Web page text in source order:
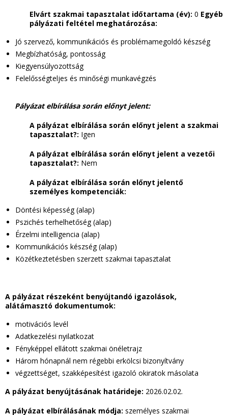
Elvárt szakmai tapasztalat időtartama (év): 0 Egyéb
pályázati feltétel meghatározása:
Jó szervező, kommunikációs és problémamegoldó készség
Megbízhatóság, pontosság
Kiegyensúlyozottság
Felelősségteljes és minőségi munkavégzés
Pályázat elbírálása során előnyt jelent:
A pályázat elbírálása során előnyt jelent a szakmai
tapasztalat?: Igen
A pályázat elbírálása során előnyt jelent a vezetői
tapasztalat?: Nem
A pályázat elbírálása során előnyt jelentő
személyes kompetenciák:
Döntési képesség (alap)
Pszichés terhelhetőség (alap)
Érzelmi intelligencia (alap)
Kommunikációs készség (alap)
Közétkeztetésben szerzett szakmai tapasztalat
A pályázat részeként benyújtandó igazolások,
alátámasztó dokumentumok:
motivációs levél
Adatkezelési nyilatkozat
Fényképpel ellátott szakmai önéletrajz
Három hónapnál nem régebbi erkölcsi bizonyítvány
végzettséget, szakképesítést igazoló okiratok másolata
A pályázat benyújtásának határideje: 2026.02.02.
A pályázat elbírálásának módja: személyes szakmai